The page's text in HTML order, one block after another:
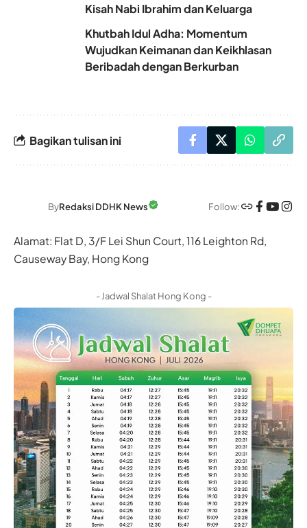
Kisah Nabi Ibrahim dan Keluarga
Khutbah Idul Adha: Momentum
Wujudkan Keimanan dan Keikhlasan
Beribadah dengan Berkurban
Bagikan tulisan ini
ByRedaksi DDHK News Follow:
Alamat: Flat D, 3/F Lei Shun Court, 116 Leighton Rd,
Causeway Bay, Hong Kong
- Jadwal Shalat Hong Kong -